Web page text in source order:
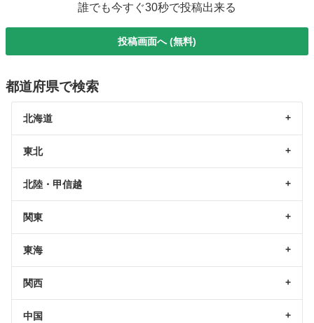
誰でも今すぐ30秒で投稿出来る
投稿画面へ (無料)
都道府県で検索
北海道
東北
北陸・甲信越
関東
東海
関西
中国